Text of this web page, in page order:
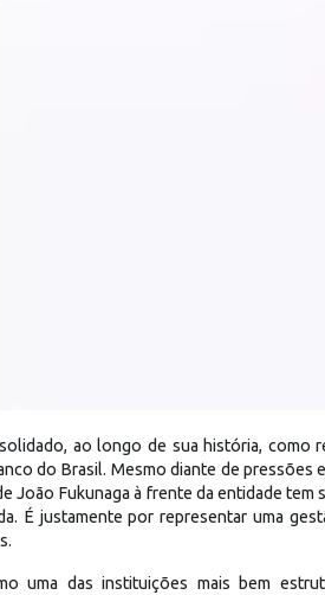
ao longo de sua história, como
do Brasil. Mesmo diante de pressões
João Fukunaga à frente da entidade
É justamente por representar uma
uma das instituições mais bem